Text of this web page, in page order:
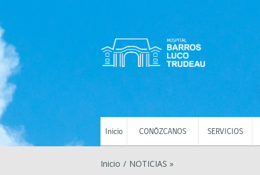
Inicio CONÓZCANOS SERVICIOS
Inicio / NOTICIAS »